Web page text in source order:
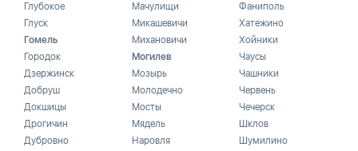
Глубокое
Глуск
Гомель
Городок
Дзержинск
Добруш
Докшицы
Дрогичин
Дубровно
Мачулищи
Микашевичи
Михановичи
Могилев
Мозырь
Молодечно
Мосты
Мядель
Наровля
Фаниполь
Хатежино
Хойники
Чаусы
Чашники
Червень
Чечерск
Шклов
Шумилино